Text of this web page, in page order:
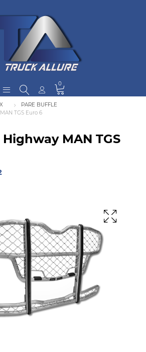
0
PARE BUFFLE
TGS Euro 6
MAN TGS